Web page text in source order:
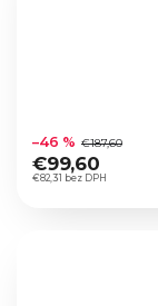
hodnotenie
produktu
je
€82,31 bez DPH
–46 % €187,60
€99,60